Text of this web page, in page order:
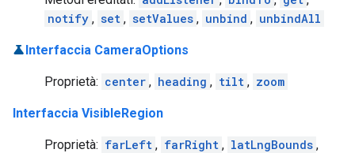
notify , set , setValues , unbind , unbindAll
Interfaccia CameraOptions
Proprietà: center , heading , tilt , zoom
Interfaccia VisibleRegion
Proprietà: farLeft , farRight , latLngBounds ,